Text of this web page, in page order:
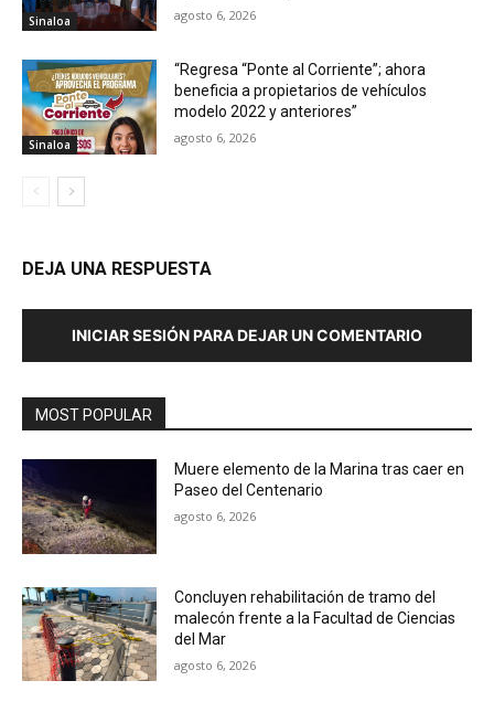
Sinaloa agosto 6, 2026
Sinaloa
“Regresa “Ponte al Corriente”; ahora
beneficia a propietarios de vehículos
modelo 2022 y anteriores”
agosto 6, 2026
DEJA UNA RESPUESTA
INICIAR SESIÓN PARA DEJAR UN COMENTARIO
MOST POPULAR
Muere elemento de la Marina tras caer en
Paseo del Centenario
agosto 6, 2026
Concluyen rehabilitación de tramo del
malecón frente a la Facultad de Ciencias
del Mar
agosto 6, 2026